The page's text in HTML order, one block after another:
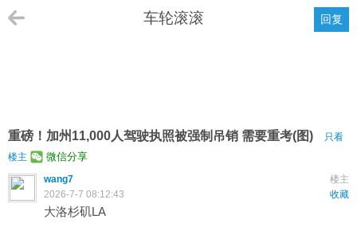
回复
车轮滚滚
重磅！加州11,000人驾驶执照被强制吊销 需要重考(图)
只看
楼主
微信分享
楼主
wang7
收藏
2026-7-7 08:12:43
大洛杉矶LA